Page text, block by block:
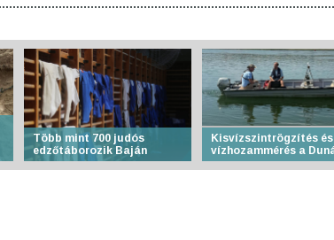
Több mint 700 judós
edzőtáborozik Baján
Kisvízszintrögzítés és
vízhozammérés a